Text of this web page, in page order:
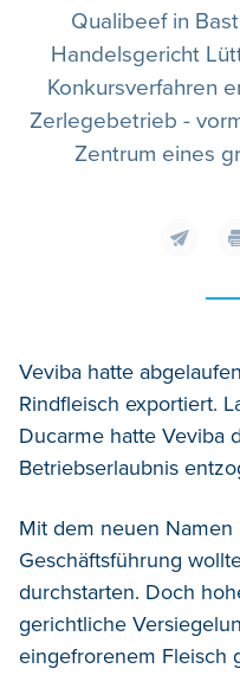
Qualibeef in
Handelsgericht
Konkursverfahren
Zerlegebetrieb -
Zentrum eines
Veviba hatte
Rindfleisch exportiert.
Ducarme hatte Veviba
Betriebserlaubnis
Mit dem neuen
Geschäftsführung
durchstarten. Doch
gerichtliche
eingefrorenem Fleisch